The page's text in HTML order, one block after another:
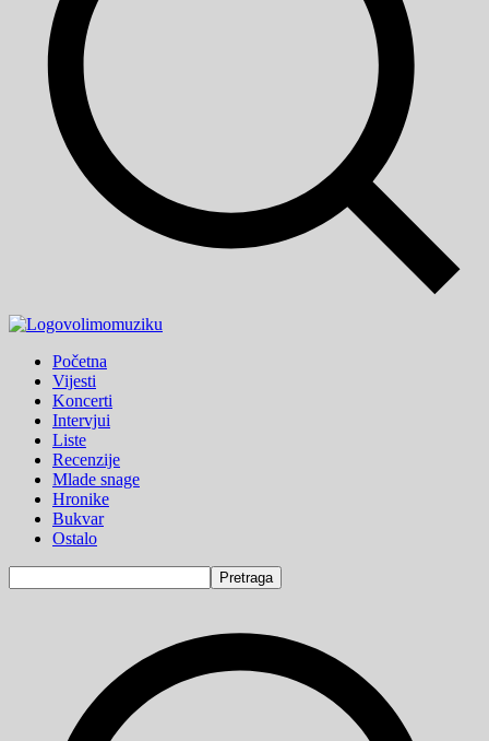
volimomuziku
Početna
Vijesti
Koncerti
Intervjui
Liste
Recenzije
Mlade snage
Hronike
Bukvar
Ostalo
Pretraga